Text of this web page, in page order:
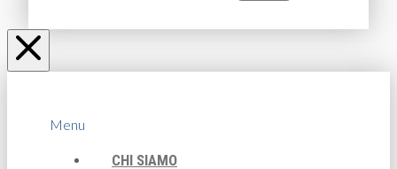
Menu
CHI SIAMO